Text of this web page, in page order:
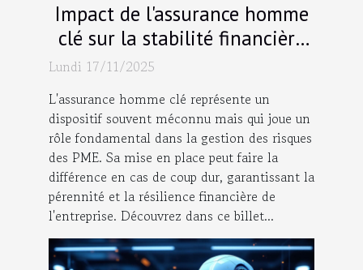
Impact de l'assurance homme
clé sur la stabilité financière
des PME
Lundi 17/11/2025
L'assurance homme clé représente un
dispositif souvent méconnu mais qui joue un
rôle fondamental dans la gestion des risques
des PME. Sa mise en place peut faire la
différence en cas de coup dur, garantissant la
pérennité et la résilience financière de
l'entreprise. Découvrez dans ce billet...